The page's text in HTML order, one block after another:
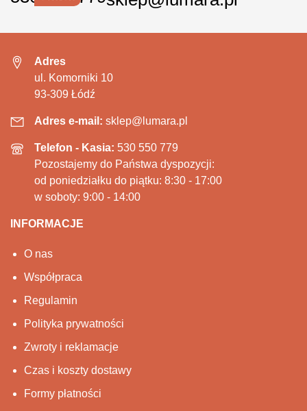
Adres
ul. Komorniki 10
93-309 Łódź
Adres e-mail: sklep@lumara.pl
Telefon - Kasia: 530 550 779
Pozostajemy do Państwa dyspozycji:
od poniedziałku do piątku: 8:30 - 17:00
w soboty: 9:00 - 14:00
INFORMACJE
O nas
Współpraca
Regulamin
Polityka prywatności
Zwroty i reklamacje
Czas i koszty dostawy
Formy płatności